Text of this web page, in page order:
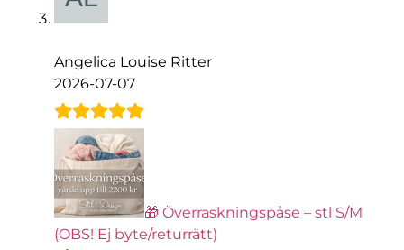
Angelica Louise Ritter
2026-07-07
🎁 Överraskningspåse – stl S/M
(OBS! Ej byte/returrätt)